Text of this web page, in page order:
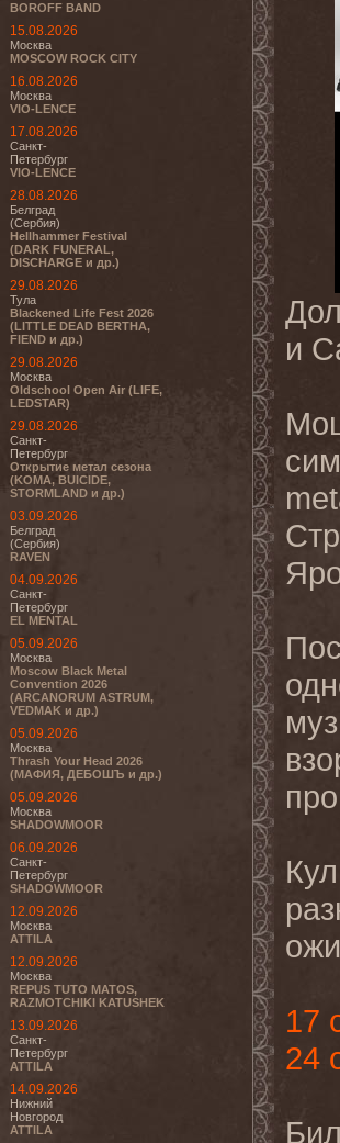
BOROFF BAND
15.08.2026
Москва
MOSCOW ROCK CITY
16.08.2026
Москва
VIO-LENCE
17.08.2026
Санкт-
Петербург
VIO-LENCE
28.08.2026
Белград
(Сербия)
Hellhammer Festival
(DARK FUNERAL,
DISCHARGE и др.)
29.08.2026
Тула
Blackened Life Fest 2026
(LITTLE DEAD BERTHA,
FIEND и др.)
29.08.2026
Москва
Oldschool Open Air (LIFE,
LEDSTAR)
29.08.2026
Санкт-
Петербург
Открытие метал сезона
(KOMA, BUICIDE,
STORMLAND и др.)
03.09.2026
Белград
(Сербия)
RAVEN
04.09.2026
Санкт-
Петербург
EL MENTAL
05.09.2026
Москва
Moscow Black Metal
Convention 2026
(ARCANORUM ASTRUM,
VEDMAK и др.)
05.09.2026
Москва
Thrash Your Head 2026
(МАФИЯ, ДЕБОШЪ и др.)
05.09.2026
Москва
SHADOWMOOR
06.09.2026
Санкт-
Петербург
SHADOWMOOR
12.09.2026
Москва
ATTILA
12.09.2026
Москва
REPUS TUTO MATOS,
RAZMOTCHIKI KATUSHEK
13.09.2026
Санкт-
Петербург
ATTILA
14.09.2026
Нижний
Новгород
ATTILA
и
17
24